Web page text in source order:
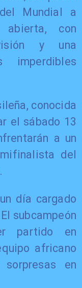
Mundial a
con
y una
imperdibles
conocida
el sábado 13
a un
del
día cargado
subcampeón
partido en
africano
en